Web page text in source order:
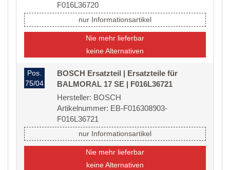
F016L36720
nur Informationsartikel
Nie mehr lieferbar
keine Alternativen
Pos.
75/04
BOSCH Ersatzteil | Ersatzteile für
BALMORAL 17 SE | F016L36721
Hersteller: BOSCH
Artikelnummer: EB-F016308903-
F016L36721
nur Informationsartikel
Nie mehr lieferbar
keine Alternativen